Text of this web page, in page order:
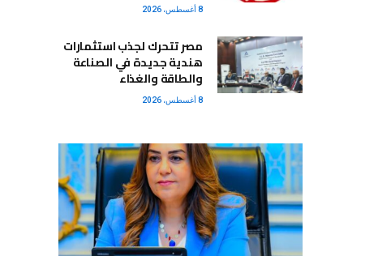
8 أغسطس، 2026
مصر تتحرك لجذب استثمارات
هندية جديدة في الصناعة
والطاقة والغذاء
8 أغسطس، 2026